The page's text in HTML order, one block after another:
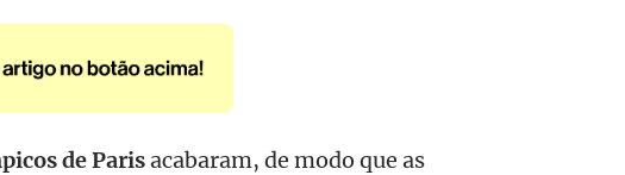
de Parisacabaram, de modo que as